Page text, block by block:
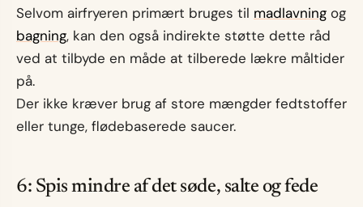
Selvom airfryeren primært bruges til madlavning og
bagning, kan den også indirekte støtte dette råd
ved at tilbyde en måde at tilberede lækre måltider
på.
Der ikke kræver brug af store mængder fedtstoffer
eller tunge, flødebaserede saucer.
6: Spis mindre af det søde, salte og fede